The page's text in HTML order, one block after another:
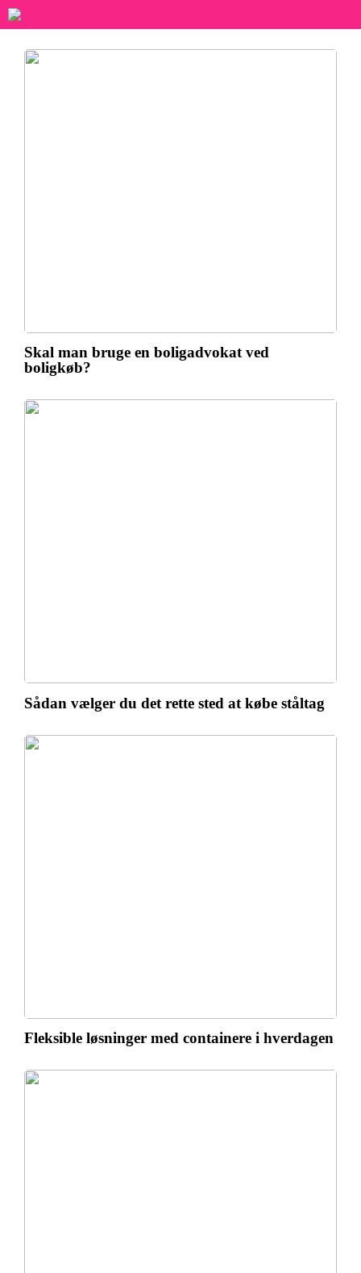
Skal man bruge en boligadvokat ved
boligkøb?
Sådan vælger du det rette sted at købe ståltag
Fleksible løsninger med containere i hverdagen